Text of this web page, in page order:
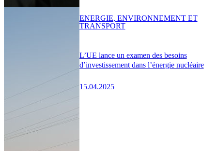
L’UE lance un examen des besoins
d’investissement dans l’énergie nucléaire
15.04.2025
ENERGIE, ENVIRONNEMENT ET
TRANSPORT